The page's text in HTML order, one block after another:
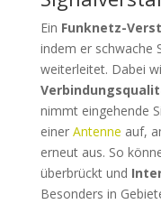
Ein Funknetz-
indem er schwache
weiterleitet. Dabei
nimmt eingehende
einer Antenne auf,
erneut aus. So
überbrückt und
Besonders in